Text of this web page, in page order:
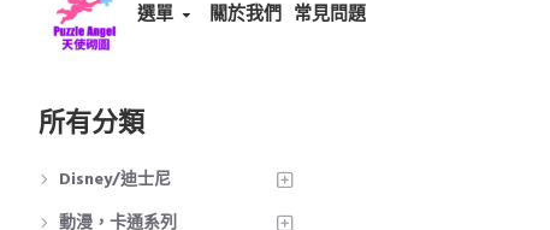
選單 關於我們 常見問題
所有分類
Disney/迪士尼
動漫，卡通系列